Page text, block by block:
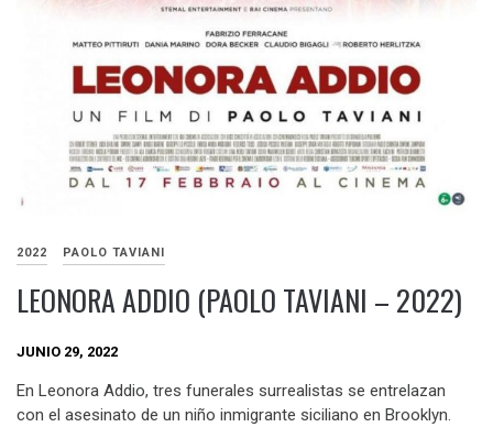
2022 PAOLO TAVIANI
LEONORA ADDIO (PAOLO TAVIANI – 2022)
JUNIO 29, 2022
En Leonora Addio, tres funerales surrealistas se entrelazan
con el asesinato de un niño inmigrante siciliano en Brooklyn.